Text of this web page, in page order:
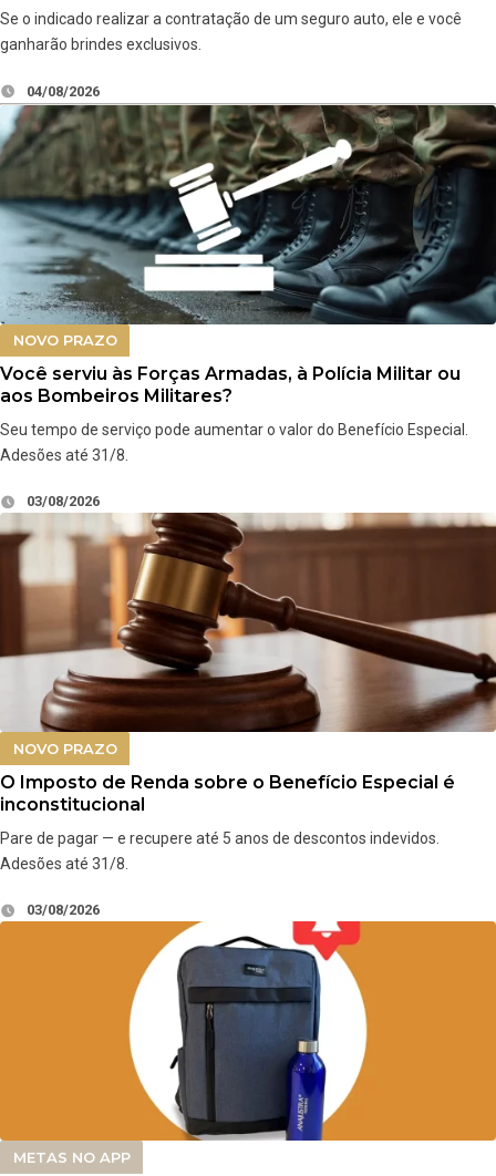
Se o indicado realizar a contratação de um seguro auto, ele e você
ganharão brindes exclusivos.
04/08/2026
NOVO PRAZO
Você serviu às Forças Armadas, à Polícia Militar ou
aos Bombeiros Militares?
Seu tempo de serviço pode aumentar o valor do Benefício Especial.
Adesões até 31/8.
03/08/2026
NOVO PRAZO
O Imposto de Renda sobre o Benefício Especial é
inconstitucional
Pare de pagar — e recupere até 5 anos de descontos indevidos.
Adesões até 31/8.
03/08/2026
METAS NO APP